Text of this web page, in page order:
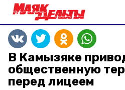
В Камызяке
общественную
перед лицеем